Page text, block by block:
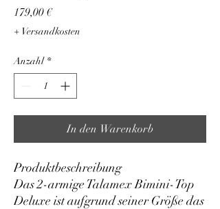
179,00 €Preis
+ Versandkosten
Anzahl *
In den Warenkorb
Produktbeschreibung
Das 2-armige Talamex Bimini-Top
Deluxe ist aufgrund seiner Größe das